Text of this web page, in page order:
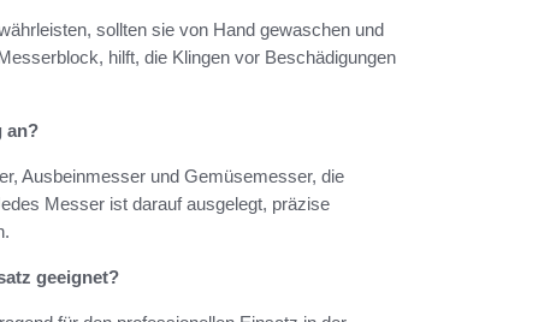
sollten sie von Hand gewaschen und
hilft, die Klingen vor Beschädigungen
an?
Ausbeinmesser und Gemüsemesser, die
Messer ist darauf ausgelegt, präzise
geeignet?